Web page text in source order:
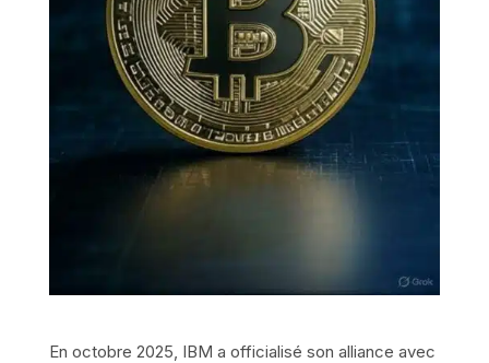
En octobre 2025, IBM a officialisé son alliance avec